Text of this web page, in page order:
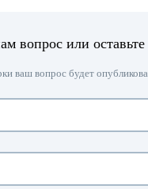
вопрос или
ваш вопрос будет